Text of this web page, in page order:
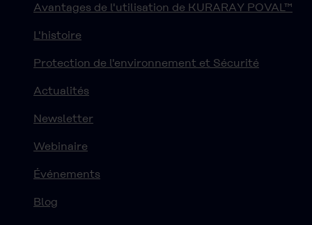
Avantages de l'utilisation de KURARAY POVAL™
L'histoire
Protection de l'environnement et Sécurité
Actualités
Newsletter
Webinaire
Événements
Blog